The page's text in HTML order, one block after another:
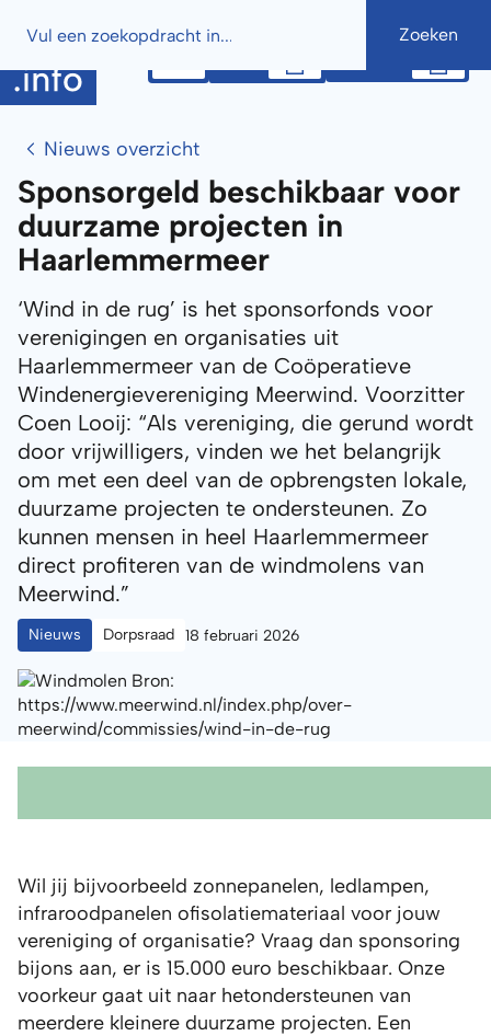
Nieuws overzicht
Sponsorgeld beschikbaar voor
duurzame projecten in
Haarlemmermeer
‘Wind in de rug’ is het sponsorfonds voor
verenigingen en organisaties uit
Haarlemmermeer van de Coöperatieve
Windenergievereniging Meerwind. Voorzitter
Coen Looij: “Als vereniging, die gerund wordt
door vrijwilligers, vinden we het belangrijk
om met een deel van de opbrengsten lokale,
duurzame projecten te ondersteunen. Zo
kunnen mensen in heel Haarlemmermeer
direct profiteren van de windmolens van
Meerwind.”
Nieuws Dorpsraad 18 februari 2026
Wil jij bijvoorbeeld zonnepanelen, ledlampen,
infraroodpanelen ofisolatiemateriaal voor jouw
vereniging of organisatie? Vraag dan sponsoring
bijons aan, er is 15.000 euro beschikbaar. Onze
voorkeur gaat uit naar hetondersteunen van
meerdere kleinere duurzame projecten. Een